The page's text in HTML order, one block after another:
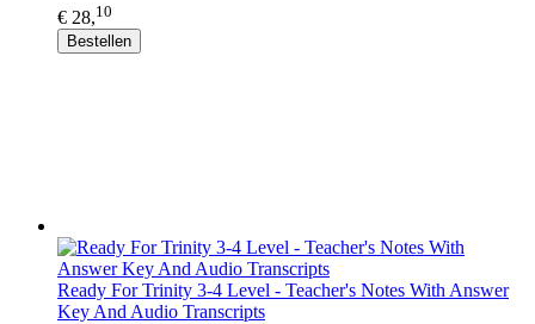
€ 28,10
Bestellen
Ready For Trinity 3-4 Level - Teacher's Notes With Answer
Key And Audio Transcripts